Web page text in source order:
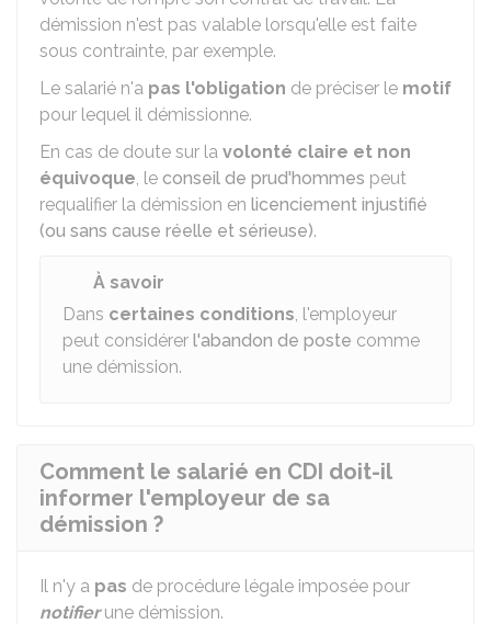
démission n'est pas valable lorsqu'elle est faite
sous contrainte, par exemple.
Le salarié n'a pas l'obligation de préciser le motif
pour lequel il démissionne.
En cas de doute sur la volonté claire et non
équivoque, le conseil de prud'hommes peut
requalifier la démission en licenciement injustifié
(ou sans cause réelle et sérieuse).
À savoir
Dans certaines conditions, l'employeur
peut considérer l'abandon de poste comme
une démission.
Comment le salarié en CDI doit-il
informer l'employeur de sa
démission ?
Il n'y a pas de procédure légale imposée pour
notifierune démission.